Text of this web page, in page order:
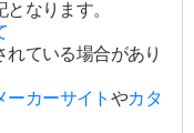
なります。
ている場合があり
ーカーサイト やカタ